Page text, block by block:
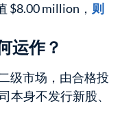
$8.00 million， 则
运作？
级市场，由合格投
本身不发行新股、